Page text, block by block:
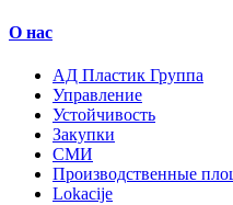
О нас
AД Пластик Группа
Управление
Устойчивость
Закупки
СМИ
Производственные
Lokacije